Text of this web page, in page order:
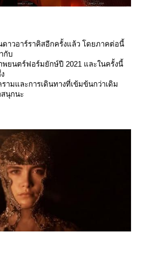
าวอาร์ราคิสอีกครั้งแล้ว โดยภาคต่อนี้
กับ
พยนตร์ฟอร์มยักษ์ปี 2021 และในครั้งนี้
ามและการเดินทางที่เข้มข้นกว่าเดิม
นุกนะ